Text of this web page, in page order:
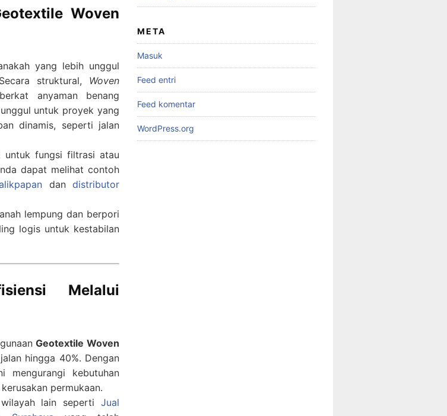
Woven
yang lebih unggul
struktural, Woven
anyaman benang
untuk proyek yang
dinamis, seperti jalan
untuk fungsi filtrasi atau
dapat melihat contoh
dan distributor
lempung dan berpori
logis untuk kestabilan
Melalui
Geotextile Woven
hingga 40%. Dengan
mengurangi kebutuhan
permukaan.
lain seperti Jual
META
Masuk
Feed entri
Feed komentar
WordPress.org